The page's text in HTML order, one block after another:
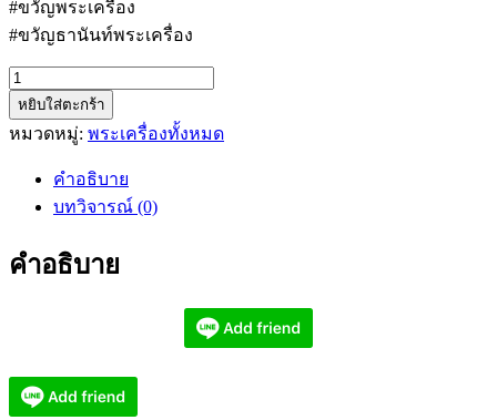
#ขวัญพระเครื่อง
#ขวัญธานันท์พระเครื่อง
จำนวน
หลวง
ปู่
ใหม่
หลัง
ยันต์
หยิบใส่ตะกร้า
หมวดหมู่: พระเครื่องทั้งหมด
คำอธิบาย
บทวิจารณ์ (0)
คำอธิบาย